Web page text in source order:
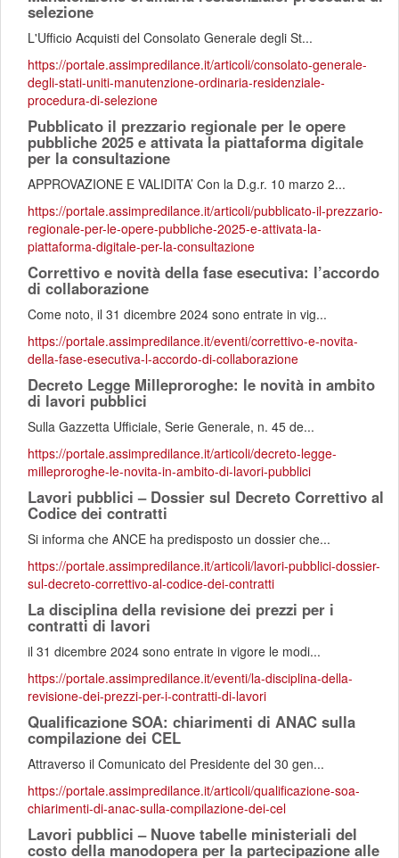
selezione
L'Ufficio Acquisti del Consolato Generale degli St...
https://portale.assimpredilance.it/articoli/consolato-generale-
degli-stati-uniti-manutenzione-ordinaria-residenziale-
procedura-di-selezione
Pubblicato il prezzario regionale per le opere
pubbliche 2025 e attivata la piattaforma digitale
per la consultazione
APPROVAZIONE E VALIDITA’ Con la D.g.r. 10 marzo 2...
https://portale.assimpredilance.it/articoli/pubblicato-il-prezzario-
regionale-per-le-opere-pubbliche-2025-e-attivata-la-
piattaforma-digitale-per-la-consultazione
Correttivo e novità della fase esecutiva: l’accordo
di collaborazione
Come noto, il 31 dicembre 2024 sono entrate in vig...
https://portale.assimpredilance.it/eventi/correttivo-e-novita-
della-fase-esecutiva-l-accordo-di-collaborazione
Decreto Legge Milleproroghe: le novità in ambito
di lavori pubblici
Sulla Gazzetta Ufficiale, Serie Generale, n. 45 de...
https://portale.assimpredilance.it/articoli/decreto-legge-
milleproroghe-le-novita-in-ambito-di-lavori-pubblici
Lavori pubblici – Dossier sul Decreto Correttivo al
Codice dei contratti
Si informa che ANCE ha predisposto un dossier che...
https://portale.assimpredilance.it/articoli/lavori-pubblici-dossier-
sul-decreto-correttivo-al-codice-dei-contratti
La disciplina della revisione dei prezzi per i
contratti di lavori
il 31 dicembre 2024 sono entrate in vigore le modi...
https://portale.assimpredilance.it/eventi/la-disciplina-della-
revisione-dei-prezzi-per-i-contratti-di-lavori
Qualificazione SOA: chiarimenti di ANAC sulla
compilazione dei CEL
Attraverso il Comunicato del Presidente del 30 gen...
https://portale.assimpredilance.it/articoli/qualificazione-soa-
chiarimenti-di-anac-sulla-compilazione-dei-cel
Lavori pubblici – Nuove tabelle ministeriali del
costo della manodopera per la partecipazione alle